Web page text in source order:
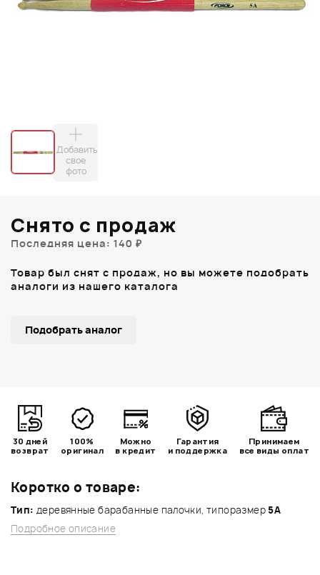
Добавить
свое
фото
Коротко о товаре:
Тип: деревянные барабанные палочки, типоразмер5A
Подробное описание
Снято с продаж
Последняя цена: 140 ₽
Товар был снят с продаж, но вы можете подобрать
аналоги из нашего каталога
Подобрать аналог
30 дней
возврат
100%
оригинал
Можно
в кредит
Гарантия
и поддержка
Принимаем
все виды оплат